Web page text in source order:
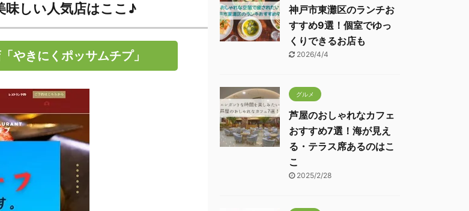
味しい人気店はここ♪
やきにくポッサムチプ」
神戸市東灘区のランチお
すすめ9選！個室でゆっ
くりできるお店も
2026/4/4
グルメ
芦屋のおしゃれなカフェ
おすすめ7選！海が見え
る・テラス席あるのはこ
こ
2025/2/28